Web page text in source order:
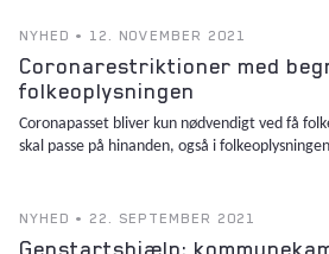
NYHED • 12. NOVEMBER 2021
Coronarestriktioner med
folkeoplysningen
Coronapasset bliver kun nødvendigt ved få
skal passe på hinanden, også i
NYHED • 22. SEPTEMBER 2021
Genstartshjælp: